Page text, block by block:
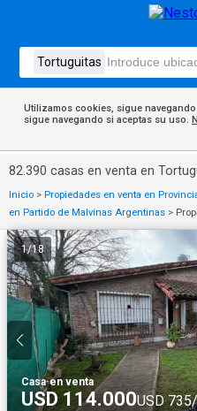
Utilizamos cookies, sigue
sigue navegando si aceptas su uso.
82.390 casas en venta en
Inicio > Propiedades en venta en
en Partido de Malvinas Argentinas >
1/18
Casa·en venta
USD 114.000USD